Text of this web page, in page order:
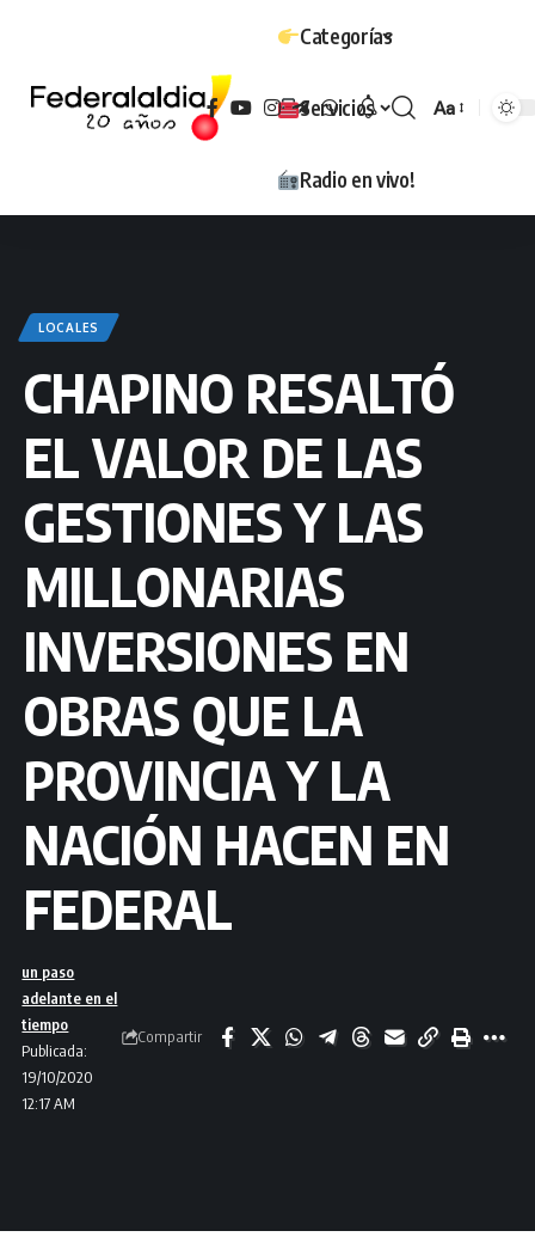
Categorías
Servicios
Radio en vivo!
Tamaño
Aa
LOCALES
CHAPINO RESALTÓ
EL VALOR DE LAS
GESTIONES Y LAS
MILLONARIAS
INVERSIONES EN
OBRAS QUE LA
PROVINCIA Y LA
NACIÓN HACEN EN
FEDERAL
Publicada:
19/10/2020
12:17 AM
un paso
adelante en el
tiempo
Compartir